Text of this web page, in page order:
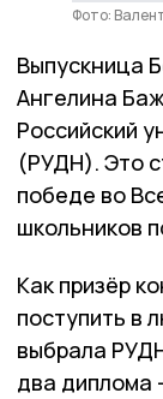
Фото:
Выпускница
Ангелина
Российский
(РУДН). Это
победе во
школьников
Как призёр
поступить в
выбрала
два диплома